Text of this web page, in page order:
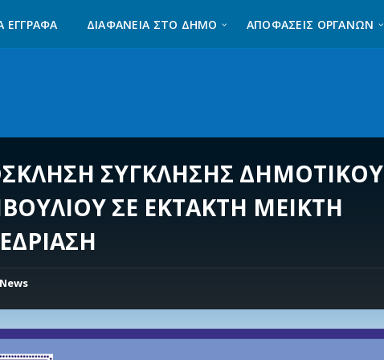
ΈΓΓΡΑΦΑ ΔΙΑΦΆΝΕΙΑ ΣΤΟ ΔΉΜΟ ΑΠΟΦΑΣΕΙΣ ΟΡΓΑΝΩΝ
ΣΥΓΚΛΗΣΗΣ ΔΗΜΟΤΙΚΟΥ
ΣΕ ΕΚΤΑΚΤΗ ΜΕΙΚΤΗ
News